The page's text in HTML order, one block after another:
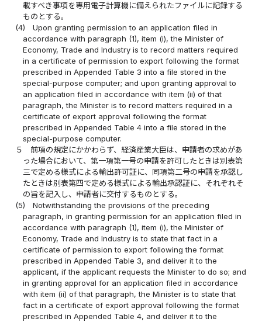
載すべき事項を専用電子計算機に備えられたファイルに記録する
ものとする。
(4)
Upon granting permission to an application filed in
accordance with paragraph (1), item (i), the Minister of
Economy, Trade and Industry is to record matters required
in a certificate of permission to export following the format
prescribed in Appended Table 3 into a file stored in the
special-purpose computer; and upon granting approval to
an application filed in accordance with item (ii) of that
paragraph, the Minister is to record matters required in a
certificate of export approval following the format
prescribed in Appended Table 4 into a file stored in the
special-purpose computer.
５
前項の規定にかかわらず、経済産業大臣は、申請者の求めがあ
った場合において、第一項第一号の申請を許可したときは別表第
三で定める様式による輸出許可証に、同項第二号の申請を承認し
たときは別表第四で定める様式による輸出承認証に、それぞれそ
の旨を記入し、申請者に交付するものとする。
(5)
Notwithstanding the provisions of the preceding
paragraph, in granting permission for an application filed in
accordance with paragraph (1), item (i), the Minister of
Economy, Trade and Industry is to state that fact in a
certificate of permission to export following the format
prescribed in Appended Table 3, and deliver it to the
applicant, if the applicant requests the Minister to do so; and
in granting approval for an application filed in accordance
with item (ii) of that paragraph, the Minister is to state that
fact in a certificate of export approval following the format
prescribed in Appended Table 4, and deliver it to the